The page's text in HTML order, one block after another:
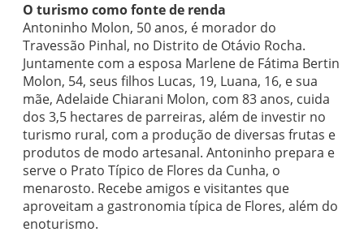
O turismo como fonte de renda
Antoninho Molon, 50 anos, é morador do
Travessão Pinhal, no Distrito de Otávio Rocha.
Juntamente com a esposa Marlene de Fátima Bertin
Molon, 54, seus filhos Lucas, 19, Luana, 16, e sua
mãe, Adelaide Chiarani Molon, com 83 anos, cuida
dos 3,5 hectares de parreiras, além de investir no
turismo rural, com a produção de diversas frutas e
produtos de modo artesanal. Antoninho prepara e
serve o Prato Típico de Flores da Cunha, o
menarosto. Recebe amigos e visitantes que
aproveitam a gastronomia típica de Flores, além do
enoturismo.